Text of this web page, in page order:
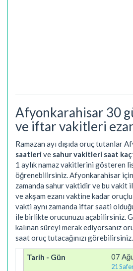
Afyonkarahisar 30
ve iftar vakitleri
Ramazan ayı dışıda oruç tutanlar
saatlerive sahur vakitleri saat
1 aylık namaz vakitlerini gösteren
öğrenebilirsiniz. Afyonkarahisar için
zamanda sahur vaktidir ve bu vakit
ve akşam ezanı vaktine kadar
vakti aynı zamanda iftar saati
ile birlikte orucunuzu açabilirsiniz.
kalınan süreyi merak ediyorsanız
saat oruç tutacağınızı görebilirsiniz.
07
21